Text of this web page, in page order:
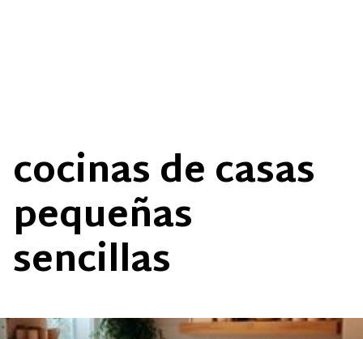
cocinas de casas
pequeñas
sencillas